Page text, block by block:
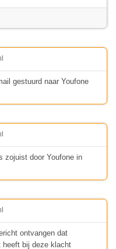
gestuurd naar Youfone
zojuist door Youfone in
ontvangen dat
heeft bij deze klacht